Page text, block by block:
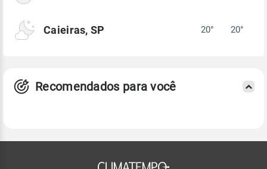
Caieiras, SP 20° 20°
Recomendados para você